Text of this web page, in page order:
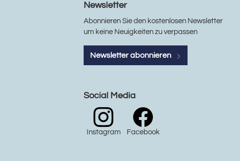
Newsletter
Abonnieren Sie den kostenlosen Newsletter
um keine Neuigkeiten zu verpassen
Newsletter abonnieren
Social Media
Instagram Facebook